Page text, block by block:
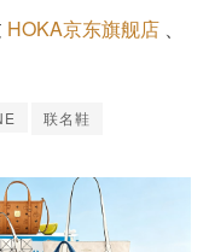
HOKA京东旗舰店 、
联名鞋